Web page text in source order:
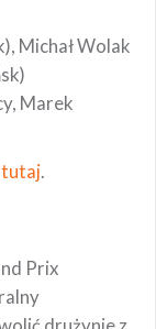
Michał Wolak
Marek
tutaj.
Prix